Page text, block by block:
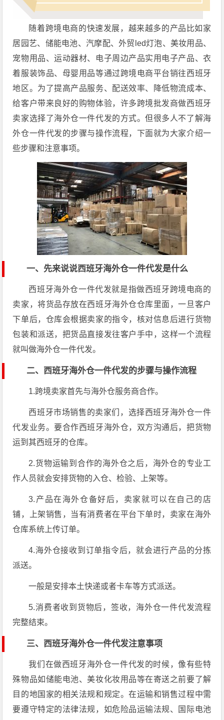
随着跨境电商的快速发展，越来越多的产品比如家
居园艺、储能电池、汽摩配、外贸led灯泡、美妆用品、
宠物用品、运动器材、电子周边产品实用电子产品、衣
着服装饰品、母婴用品等通过跨境电商平台销往西班牙
地区。为了提高产品服务、配送效率、降低物流成本、
给客户带来良好的购物体验，许多跨境批发商做西班牙
卖家选择了海外仓一件代发的方式。但很多人不了解海
外仓一件代发的步骤与操作流程，下面就为大家介绍一
些步骤和注意事项。
一、先来说说西班牙海外仓一件代发是什么
西班牙海外仓一件代发就是指做西班牙跨境电商的
卖家，将货品存放在西班牙海外仓仓库里面，一旦客户
下单后，仓库会根据卖家的指令，核对信息后进行货物
包装和派送，把货品直接发往客户手中，这样一个流程
就叫做海外仓一件代发。
二、西班牙海外仓一件代发的步骤与操作流程
1.跨境卖家首先与海外仓服务商合作。
西班牙市场销售的卖家们，选择西班牙海外仓一件
代发业务。要合作西班牙海外仓，双方沟通后，把货物
运到其西班牙的仓库。
2.货物运输到合作的海外仓之后，海外仓的专业工
作人员就会安排货物的入仓、检验、上架等。
3.产品在海外仓备好后，卖家就可以在自己的店
铺，上架销售，当有消费者在平台下单时，卖家在海外
仓库系统上传订单。
4.海外仓接收到订单指令后，就会进行产品的分拣
派送。
一般是安排本土快递或者卡车等方式派送。
5.消费者收到货物后，签收，海外仓一件代发流程
完整结束。
三、西班牙海外仓一件代发注意事项
我们在做西班牙海外仓一件代发的时候，像有些特
殊物品如储能电池、美妆化妆用品等在寄送之前要了解
目的地国家的相关法规和规定。在运输和销售过程中需
要遵守特定的法律法规，如危险品运输法规、国际电池